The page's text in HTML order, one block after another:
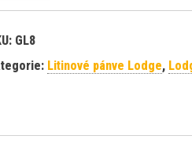
GL8
Litinové pánve Lodge,